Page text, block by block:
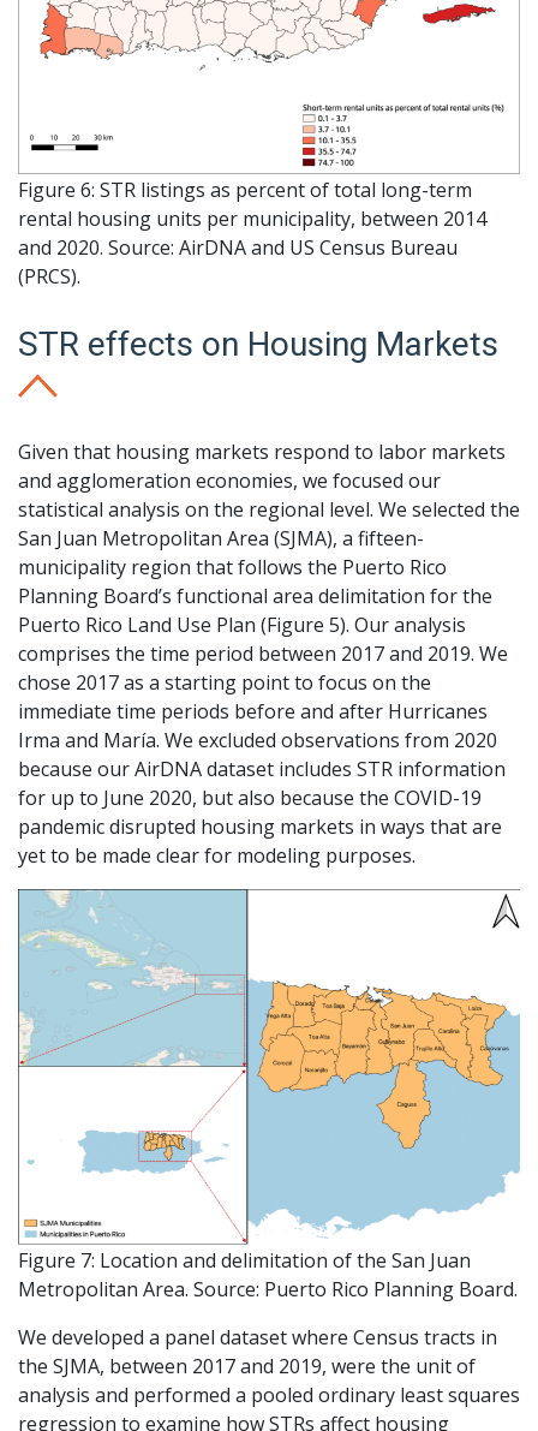
Figure 6: STR listings as percent of total long-term
rental housing units per municipality, between 2014
and 2020. Source: AirDNA and US Census Bureau
(PRCS).
STR effects on Housing Markets
Given that housing markets respond to labor markets
and agglomeration economies, we focused our
statistical analysis on the regional level. We selected the
San Juan Metropolitan Area (SJMA), a fifteen-
municipality region that follows the Puerto Rico
Planning Board’s functional area delimitation for the
Puerto Rico Land Use Plan (Figure 5). Our analysis
comprises the time period between 2017 and 2019. We
chose 2017 as a starting point to focus on the
immediate time periods before and after Hurricanes
Irma and María. We excluded observations from 2020
because our AirDNA dataset includes STR information
for up to June 2020, but also because the COVID-19
pandemic disrupted housing markets in ways that are
yet to be made clear for modeling purposes.
Figure 7: Location and delimitation of the San Juan
Metropolitan Area. Source: Puerto Rico Planning Board.
We developed a panel dataset where Census tracts in
the SJMA, between 2017 and 2019, were the unit of
analysis and performed a pooled ordinary least squares
regression to examine how STRs affect housing